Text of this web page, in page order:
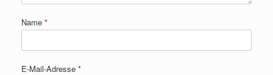
Name *
E-Mail-Adresse *